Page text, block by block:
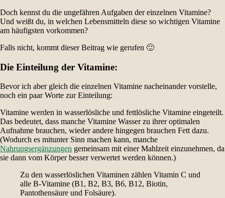
Doch kennst du die ungefähren Aufgaben der einzelnen Vitamine?
Und weißt du, in welchen Lebensmitteln diese so wichtigen Vitamine
am häufigsten vorkommen?
Falls nicht, kommt dieser Beitrag wie gerufen 🙂
Die Einteilung der Vitamine:
Bevor ich aber gleich die einzelnen Vitamine nacheinander vorstelle,
noch ein paar Worte zur Einteilung:
Vitamine werden in wasserlösliche und fettlösliche Vitamine eingeteilt.
Das bedeutet, dass manche Vitamine Wasser zu ihrer optimalen
Aufnahme brauchen, wieder andere hingegen brauchen Fett dazu.
(Wodurch es mitunter Sinn machen kann, manche
Nahrungsergänzungen gemeinsam mit einer Mahlzeit einzunehmen, da
sie dann vom Körper besser verwertet werden können.)
Zu den wasserlöslichen Vitaminen zählen Vitamin C und
alle B-Vitamine (B1, B2, B3, B6, B12, Biotin,
Pantothensäure und Folsäure).